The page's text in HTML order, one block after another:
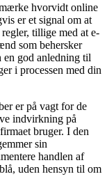
hvorvidt online
er et signal om at
tillige med at e-
som behersker
en god anledning til
i processen med din
er på vagt for de
indvirkning på
bruger. I den
sin
handlen af
uden hensyn til om